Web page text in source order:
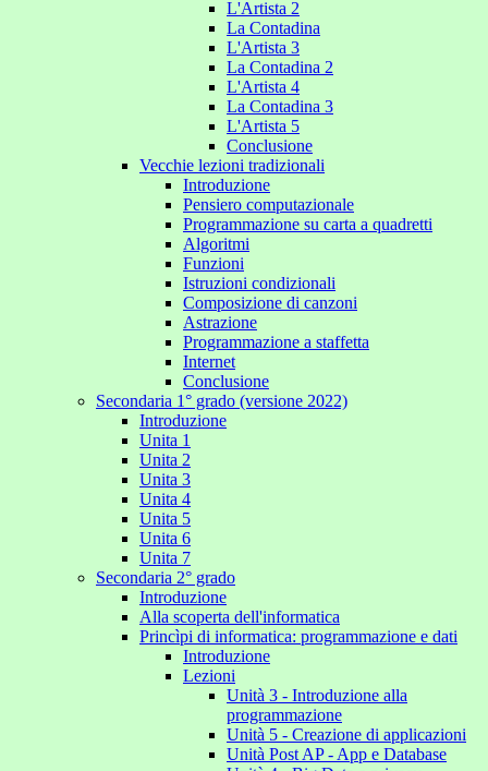
L'Artista 2
La Contadina
L'Artista 3
La Contadina 2
L'Artista 4
La Contadina 3
L'Artista 5
Conclusione
Vecchie lezioni tradizionali
Introduzione
Pensiero computazionale
Programmazione su carta a quadretti
Algoritmi
Funzioni
Istruzioni condizionali
Composizione di canzoni
Astrazione
Programmazione a staffetta
Internet
Conclusione
Secondaria 1° grado (versione 2022)
Introduzione
Unita 1
Unita 2
Unita 3
Unita 4
Unita 5
Unita 6
Unita 7
Secondaria 2° grado
Introduzione
Alla scoperta dell'informatica
Princìpi di informatica: programmazione e dati
Introduzione
Lezioni
Unità 3 - Introduzione alla
programmazione
Unità 5 - Creazione di applicazioni
Unità Post AP - App e Database